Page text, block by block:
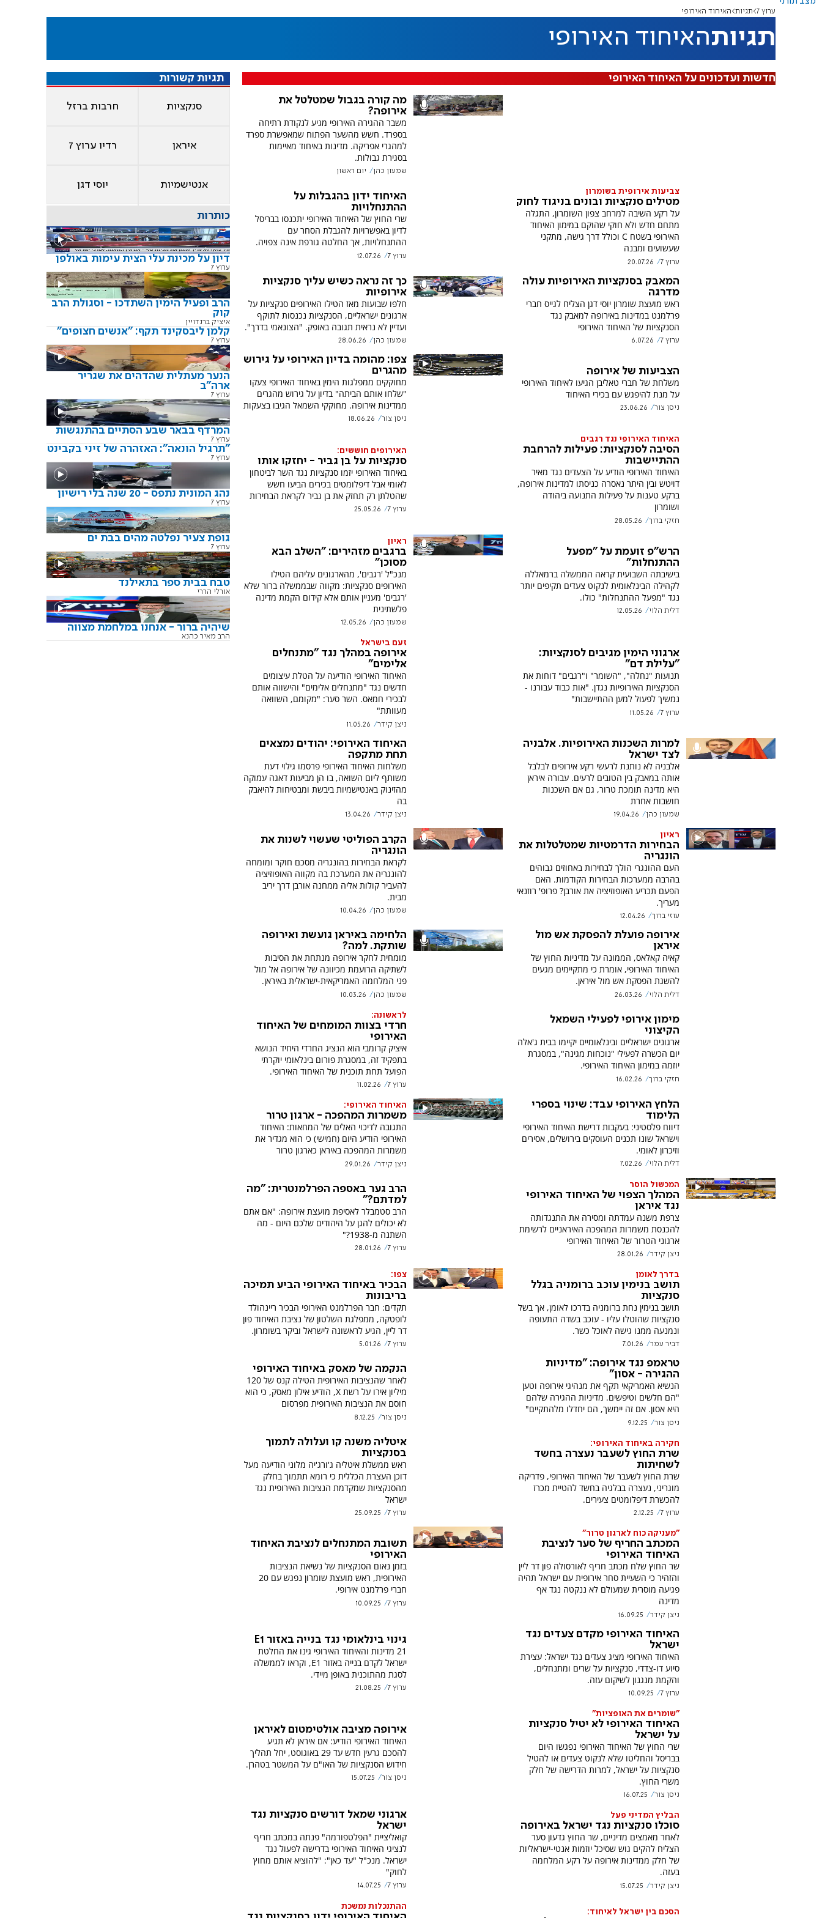
ערוץ 7 תגיות האיחוד האירופי
תגיותהאיחוד האירופי
חדשות ועדכונים על האיחוד האירופי
מה קורה בגבול שמטלטל את
אירופה?
משבר ההגירה האירופי מגיע לנקודת רתיחה
בספרד. חשש מהשער הפתוח שמאפשרת ספרד
למהגרי אפריקה. מדינות באיחוד מאיימות
בסגירת גבולות.
שמעון כהן יום ראשון
צביעות אירופית בשומרון
מטילים סנקציות ובונים בניגוד לחוק
על רקע השיבה למרחב צפון השומרון, התגלה
מתחם חדש ולא חוקי שהוקם במימון האיחוד
האירופי בשטח C וכולל דרך גישה, מתקני
שעשועים ומבנה
ערוץ 7 20.07.26
האיחוד ידון בהגבלות על
ההתנחלויות
שרי החוץ של האיחוד האירופי יתכנסו בבריסל
לדיון באפשרויות להגבלת הסחר עם
ההתנחלויות, אך החלטה גורפת אינה צפויה.
ערוץ 7 12.07.26
המאבק בסנקציות האירופיות עולה
מדרגה
ראש מועצת שומרון יוסי דגן הצליח לגייס חברי
פרלמנט במדינות באירופה למאבק נגד
הסנקציות של האיחוד האירופי
ערוץ 7 6.07.26
כך זה נראה כשיש עליך סנקציות
אירופיות
חלפו שבועות מאז הטילו האירופים סנקציות על
ארגונים ישראליים, הסנקציות נכנסות לתוקף
ועדיין לא נראית תגובה באופק. "הצונאמי בדרך".
שמעון כהן 28.06.26
הצביעות של אירופה
משלחת של חברי טאליבן הגיעו לאיחוד האירופי
על מנת להיפגש עם בכירי האיחוד
ניסן צור 23.06.26
צפו: מהומה בדיון האירופי על גירוש
מהגרים
מחוקקים ממפלגות הימין באיחוד האירופי צעקו
"שלחו אותם הביתה" בדיון על גירוש מהגרים
ממדינות אירופה. מחוקקי השמאל הגיבו בצעקות
ניסן צור 18.06.26
האיחוד האירופי נגד רגבים
הסיבה לסנקציות: פעילות להרחבת
ההתיישבות
האיחוד האירופי הודיע על הצעדים נגד מאיר
דויטש ובין היתר נאסרה כניסתו למדינות אירופה,
ברקע טענות על פעילות התנועה ביהודה
ושומרון
חזקי ברוך 28.05.26
האירופים חוששים:
סנקציות על בן גביר - יחזקו אותו
באיחוד האירופי יזמו סנקציות נגד השר לביטחון
לאומי אבל דיפלומטים בכירים הביעו חשש
שהטלתן רק תחזק את בן גביר לקראת הבחירות
ערוץ 7 25.05.26
הרש"פ זועמת על "מפעל
ההתנחלות"
בישיבתה השבועית קראה הממשלה ברמאללה
לקהילה הבינלאומית לנקוט צעדים תקיפים יותר
נגד "מפעל ההתנחלות" כולו.
דלית הלוי 12.05.26
ראיון
ברגבים מזהירים: "השלב הבא
מסוכן"
מנכ"ל 'רגבים', מהארגונים עליהם הטילו
האירופים סנקציות: מקווה שבממשלה ברור שלא
'רגבים' מעניין אותם אלא קידום הקמת מדינה
פלשתינית
שמעון כהן 12.05.26
ארגוני הימין מגיבים לסנקציות:
"עלילת דם"
תנועות "נחלה", "השומר" ו"רגבים" דוחות את
הסנקציות האירופיות נגדן. "אות כבוד עבורנו -
נמשיך לפעול למען ההתיישבות"
ערוץ 7 11.05.26
זעם בישראל
אירופה במהלך נגד "מתנחלים
אלימים"
האיחוד האירופי הודיעה על הטלת עיצומים
חדשים נגד "מתנחלים אלימים" והישווה אותם
לבכירי חמאס. השר סער: "מקומם, השוואה
מעוותת"
ניצן קידר 11.05.26
למרות השכנות האירופיות. אלבניה
לצד ישראל
אלבניה לא נותנת לרעשי רקע אירופים לבלבל
אותה במאבק בין הטובים לרעים. עבורה איראן
היא מדינה תומכת טרור, גם אם השכנות
חושבות אחרת
שמעון כהן 19.04.26
האיחוד האירופי: יהודים נמצאים
תחת מתקפה
משלחות האיחוד האירופי פרסמו גילוי דעת
משותף ליום השואה, בו הן מביעות דאגה עמוקה
מהזינוק באנטישמיות ביבשת ומבטיחות להיאבק
בה
ניצן קידר 13.04.26
ראיון
הבחירות הדרמטיות שמטלטלות את
הונגריה
העם ההונגרי הולך לבחירות באחוזים גבוהים
בהרבה ממערכות הבחירות הקודמות. האם
הפעם תכריע האופוזיציה את אורבן? פרופ' רוזנאי
מעריך.
עוזי ברוך 12.04.26
הקרב הפוליטי שעשוי לשנות את
הונגריה
לקראת הבחירות בהונגריה מסכם חוקר ומומחה
להונגריה את המערכת בה מקווה האופוזיציה
להעביר קולות אליה ממחנה אורבן דרך יריב
מבית.
שמעון כהן 10.04.26
אירופה פועלת להפסקת אש מול
איראן
קאיה קאלאס, הממונה על מדיניות החוץ של
האיחוד האירופי, אומרת כי מתקיימים מגעים
להשגת הפסקת אש מול איראן.
דלית הלוי 26.03.26
הלחימה באיראן גועשת ואירופה
שותקת. למה?
מומחית לחקר אירופה מנתחת את הסיבות
לשתיקה הרועמת מכיוונה של אירופה אל מול
פני המלחמה האמריקאית-ישראלית באיראן.
שמעון כהן 10.03.26
מימון אירופי לפעילי השמאל
הקיצוני
ארגונים ישראליים ובינלאומיים יקיימו בבית ג'אלה
יום הכשרה לפעילי "נוכחות מגינה", במסגרת
יוזמה במימון האיחוד האירופי.
חזקי ברוך 16.02.26
לראשונה:
חרדי בצוות המומחים של האיחוד
האירופי
איציק קרומבי הוא הנציג החרדי היחיד הנושא
בתפקיד זה, במסגרת פורום בינלאומי יוקרתי
הפועל תחת תוכנית של האיחוד האירופי.
ערוץ 7 11.02.26
הלחץ האירופי עבד: שינוי בספרי
הלימוד
דיווח פלסטיני: בעקבות דרישת האיחוד האירופי
וישראל שונו תכנים העוסקים בירושלים, אסירים
וזיכרון לאומי.
דלית הלוי 7.02.26
האיחוד האירופי:
משמרות המהפכה - ארגון טרור
התגובה לדיכוי האלים של המחאות: האיחוד
האירופי הודיע היום (חמישי) כי הוא מגדיר את
משמרות המהפכה באיראן כארגון טרור
ניצן קידר 29.01.26
המכשול הוסר
המהלך הצפוי של האיחוד האירופי
נגד איראן
צרפת משנה עמדתה ומסירה את התנגדותה
להכנסת משמרות המהפכה האיראניים לרשימת
ארגוני הטרור של האיחוד האירופי
ניצן קידר 28.01.26
הרב גער באספה הפרלמנטרית: "מה
למדתם?"
הרב סטמבלר לאסיפת מועצת אירופה: "אם אתם
לא יכולים להגן על היהודים שלכם היום - מה
השתנה מ-1938?"
ערוץ 7 28.01.26
בדרך לאומן
תושב בנימין עוכב ברומניה בגלל
סנקציות
תושב בנימין נחת ברומניה בדרכו לאומן, אך בשל
סנקציות שהוטלו עליו - עוכב בשדה התעופה
ונמנעה ממנו גישה לאוכל כשר.
דביר עמר 7.01.26
צפו:
הבכיר באיחוד האירופי הביע תמיכה
בריבונות
תקדים: חבר הפרלמנט האירופי הבכיר ריינהולד
לופטקה, ממפלגת השלטון של נציבת האיחוד פון
דר ליין, הגיע לראשונה לישראל וביקר בשומרון.
ערוץ 7 5.01.26
טראמפ נגד אירופה: "מדיניות
ההגירה - אסון"
הנשיא האמריקאי תקף את מנהיגי אירופה וטען
"הם חלשים וטיפשים. מדיניות ההגירה שלהם
היא אסון. אם זה יימשך, הם יחדלו מלהתקיים"
ניסן צור 9.12.25
הנקמה של מאסק באיחוד האירופי
לאחר שהנציבות האירופית הטילה קנס של 120
מיליון אירו על רשת X, הודיע אילון מאסק, כי הוא
חוסם את הנציבות האירופית מפרסום
ניסן צור 8.12.25
חקירה באיחוד האירופי:
שרת החוץ לשעבר נעצרה בחשד
לשחיתות
שרת החוץ לשעבר של האיחוד האירופי, פדריקה
מוגריני, נעצרה בבלגיה בחשד להטיית מכרז
להכשרת דיפלומטים צעירים.
ערוץ 7 2.12.25
איטליה משנה קו ועלולה לתמוך
בסנקציות
ראש ממשלת איטליה ג'ורג'יה מלוני הודיעה מעל
דוכן העצרת הכללית כי רומא תתמוך בחלק
מהסנקציות שמקדמת הנציבות האירופית נגד
ישראל
ערוץ 7 25.09.25
"מעניקה כוח לארגון טרור"
המכתב החריף של סער לנציבת
האיחוד האירופי
שר החוץ שלח מכתב חריף לאורסולה פון דר ליין
והזהיר כי השעיית סחר אירופית עם ישראל תהיה
פגיעה מוסרית שמעולם לא ננקטה נגד אף
מדינה
ניצן קידר 16.09.25
תשובת המתנחלים לנציבת האיחוד
האירופי
בזמן נאום הסנקציות של נשיאת הנציבות
האירופית, ראש מועצת שומרון נפגש עם 20
חברי פרלמנט אירופי.
ערוץ 7 10.09.25
האיחוד האירופי מקדם צעדים נגד
ישראל
האיחוד האירופי מציג צעדים נגד ישראל: עצירת
סיוע דו-צדדי, סנקציות על שרים ומתנחלים,
והקמת מנגנון לשיקום עזה.
ערוץ 7 10.09.25
גינוי בינלאומי נגד בנייה באזור E1
21 מדינות והאיחוד האירופי גינו את החלטת
ישראל לקדם בנייה באזור E1, וקראו לממשלה
לסגת מהתוכנית באופן מיידי.
ערוץ 7 21.08.25
"שומרים את האופציות"
האיחוד האירופי לא יטיל סנקציות
על ישראל
שרי החוץ של האיחוד האירופי נפגשו היום
בבריסל והחליטו שלא לנקוט צעדים או להטיל
סנקציות על ישראל, למרות הדרישה של חלק
משרי החוץ.
ניסן צור 16.07.25
אירופה מציבה אולטימטום לאיראן
האיחוד האירופי הודיע: אם איראן לא תגיע
להסכם גרעין חדש עד 29 באוגוסט, יחל תהליך
חידוש הסנקציות של האו"ם על המשטר בטהרן.
ניסן צור 15.07.25
הבליץ המדיני פעל
סוכלו סנקציות נגד ישראל באירופה
לאחר מאמצים מדיניים, שר החוץ גדעון סער
הצליח להקים גוש שסיכל יוזמות אנטי-ישראליות
של חלק ממדינות אירופה על רקע המלחמה
בעזה.
ניצן קידר 15.07.25
ארגוני שמאל דורשים סנקציות נגד
ישראל
קואליציית "הפלטפורמה" פנתה במכתב חריף
לנציגי האיחוד האירופי בדרישה לפעול נגד
ישראל. מנכ"ל "עד כאן": "להוציא אותם מחוץ
לחוק"
ערוץ 7 14.07.25
הסכם בין ישראל לאיחוד:
ההתנכלות נמשכת
תגיות קשורות
סנקציות חרבות ברזל
איראן רדיו ערוץ 7
אנטישמיות יוסי דגן
כותרות
דיון על מכינת עלי הצית עימות באולפן
ערוץ 7
הרב ופעיל הימין השתדכו - וסגולת הרב
קוק
איציק ברנדויין
קלמן ליבסקינד תקף: "אנשים חצופים"
ערוץ 7
הנער מעתלית שהדהים את שגריר
ארה"ב
ערוץ 7
המרדף בבאר שבע הסתיים בהתנגשות
ערוץ 7
"תרגיל הונאה": האזהרה של זיני בקבינט
ערוץ 7
נהג המונית נתפס - 20 שנה בלי רישיון
ערוץ 7
גופת צעיר נפלטה מהים בבת ים
ערוץ 7
טבח בבית ספר בתאילנד
אורלי הררי
שיהיה ברור - אנחנו במלחמת מצווה
הרב מאיר כהנא